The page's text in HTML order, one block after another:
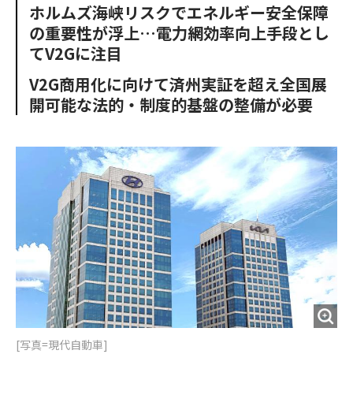
ホルムズ海峡リスクでエネルギー安全保障
の重要性が浮上…電力網効率向上手段とし
てV2Gに注目
V2G商用化に向けて済州実証を超え全国展
開可能な法的・制度的基盤の整備が必要
[写真=現代自動車]